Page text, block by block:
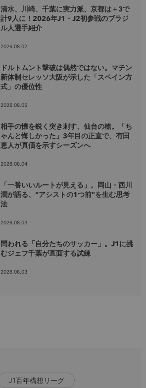
清水、川崎、千葉に実力派、京都は＋3で
計9人に！2026年J1・J2初参戦のブラジ
ル人選手紹介
2026.08.02
ドルトムント撃破は偶然ではない。マチン
新体制セレッソ大阪が示した「スペイン方
式」の優位性
2026.08.05
相手の懐を鋭く突き刺す、仙台の槍。「ち
ゃんと悔しかった」3年目の正直で、有田
恵人が真価を示すシーズンへ
2026.08.04
「一番いいルートが見える」。岡山・西川
潤が語る、“アシストの1つ前”を生む思考
法
2026.08.03
問われる「自分たちのサッカー」。J1に挑
むジェフ千葉が直面する試練
2026.08.03
J1百年構想リーグ